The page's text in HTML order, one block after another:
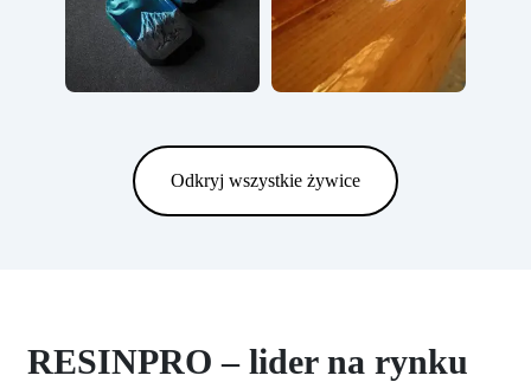
Odkryj wszystkie żywice
RESINPRO – lider na rynku